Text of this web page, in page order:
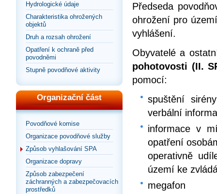
Hydrologické údaje
Charakteristika ohrožených
objektů
Druh a rozsah ohrožení
Opatření k ochraně před
povodněmi
Stupně povodňové aktivity
Organizační část
Povodňové komise
Organizace povodňové služby
Způsob vyhlašování SPA
Organizace dopravy
Způsob zabezpečení
záchranných a zabezpečovacích
prostředků
Předseda
ohrožení pro
vyhlášení.
Obyvatelé a
pohotovosti (II.
pomocí:
spuštění
verbální
informace v
opatření
operativně
území ke
megafon